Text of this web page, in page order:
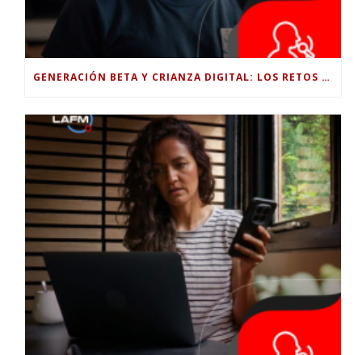
GENERACIÓN BETA Y CRIANZA DIGITAL: LOS RETOS DE CRIAR HIJOS EN LA ERA DE LA INTELIGENCIA ARTIFICIAL